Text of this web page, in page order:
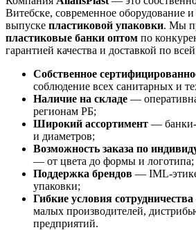
Витебске, современное оборудование
выпуске пластиковой упаковки. Мы
пластиковые банки оптом по
гарантией качества и доставкой по
Собственное
соблюдение всех санитарных и
Наличие на складе —
регионам РБ;
Широкий ассортимент — банки-
и диаметров;
Возможность заказа по
— от цвета до формы и логотипа;
Поддержка брендов — IML-
упаковки;
Гибкие условия сотрудничества
малых производителей,
предприятий.